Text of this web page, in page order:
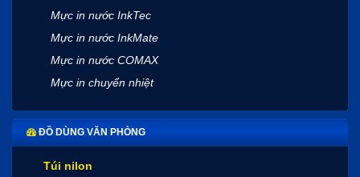
Mực in nước InkTec
Mực in nước InkMate
Mực in nước COMAX
Mực in chuyển nhiệt
ĐỒ DÙNG VĂN PHÒNG
Túi nilon